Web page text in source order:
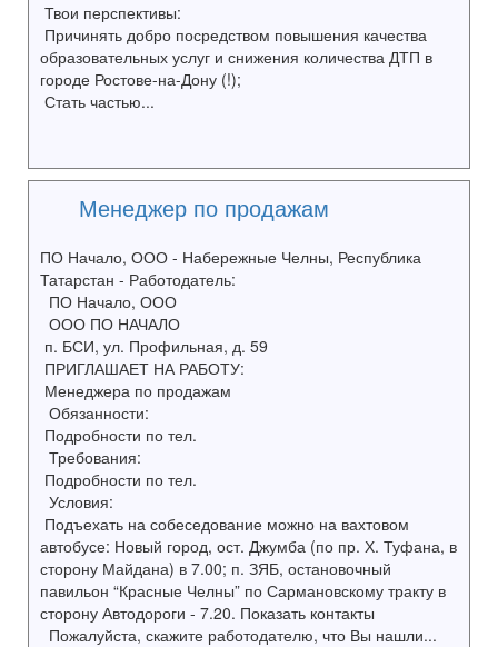
Твои перспективы:
Причинять добро посредством повышения качества
образовательных услуг и снижения количества ДТП в
городе Ростове-на-Дону (!);
Стать частью...
Менеджер по продажам
ПО Начало, ООО - Набережные Челны, Республика
Татарстан - Работодатель:
ПО Начало, ООО
ООО ПО НАЧАЛО
п. БСИ, ул. Профильная, д. 59
ПРИГЛАШАЕТ НА РАБОТУ:
Менеджера по продажам
Обязанности:
Подробности по тел.
Требования:
Подробности по тел.
Условия:
Подъехать на собеседование можно на вахтовом
автобусе: Новый город, ост. Джумба (по пр. Х. Туфана, в
сторону Майдана) в 7.00; п. ЗЯБ, остановочный
павильон “Красные Челны” по Сармановскому тракту в
сторону Автодороги - 7.20. Показать контакты
Пожалуйста, скажите работодателю, что Вы нашли...